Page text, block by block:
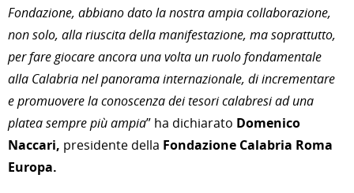
Fondazione, abbiano dato la nostra ampia collaborazione,
non solo, alla riuscita della manifestazione, ma soprattutto,
per fare giocare ancora una volta un ruolo fondamentale
alla Calabria nel panorama internazionale, di incrementare
e promuovere la conoscenza dei tesori calabresi ad una
platea sempre più ampia” ha dichiarato Domenico
Naccari, presidente della Fondazione Calabria Roma
Europa.